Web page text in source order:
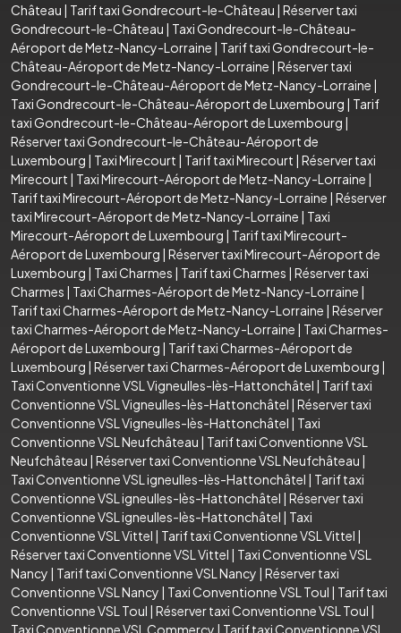
Château | Tarif taxi Gondrecourt-le-Château | Réserver taxi
Gondrecourt-le-Château | Taxi Gondrecourt-le-Château-
Aéroport de Metz-Nancy-Lorraine | Tarif taxi Gondrecourt-le-
Château-Aéroport de Metz-Nancy-Lorraine | Réserver taxi
Gondrecourt-le-Château-Aéroport de Metz-Nancy-Lorraine |
Taxi Gondrecourt-le-Château-Aéroport de Luxembourg | Tarif
taxi Gondrecourt-le-Château-Aéroport de Luxembourg |
Réserver taxi Gondrecourt-le-Château-Aéroport de
Luxembourg | Taxi Mirecourt | Tarif taxi Mirecourt | Réserver taxi
Mirecourt | Taxi Mirecourt-Aéroport de Metz-Nancy-Lorraine |
Tarif taxi Mirecourt-Aéroport de Metz-Nancy-Lorraine | Réserver
taxi Mirecourt-Aéroport de Metz-Nancy-Lorraine | Taxi
Mirecourt-Aéroport de Luxembourg | Tarif taxi Mirecourt-
Aéroport de Luxembourg | Réserver taxi Mirecourt-Aéroport de
Luxembourg | Taxi Charmes | Tarif taxi Charmes | Réserver taxi
Charmes | Taxi Charmes-Aéroport de Metz-Nancy-Lorraine |
Tarif taxi Charmes-Aéroport de Metz-Nancy-Lorraine | Réserver
taxi Charmes-Aéroport de Metz-Nancy-Lorraine | Taxi Charmes-
Aéroport de Luxembourg | Tarif taxi Charmes-Aéroport de
Luxembourg | Réserver taxi Charmes-Aéroport de Luxembourg |
Taxi Conventionne VSL Vigneulles-lès-Hattonchâtel | Tarif taxi
Conventionne VSL Vigneulles-lès-Hattonchâtel | Réserver taxi
Conventionne VSL Vigneulles-lès-Hattonchâtel | Taxi
Conventionne VSL Neufchâteau | Tarif taxi Conventionne VSL
Neufchâteau | Réserver taxi Conventionne VSL Neufchâteau |
Taxi Conventionne VSL igneulles-lès-Hattonchâtel | Tarif taxi
Conventionne VSL igneulles-lès-Hattonchâtel | Réserver taxi
Conventionne VSL igneulles-lès-Hattonchâtel | Taxi
Conventionne VSL Vittel | Tarif taxi Conventionne VSL Vittel |
Réserver taxi Conventionne VSL Vittel | Taxi Conventionne VSL
Nancy | Tarif taxi Conventionne VSL Nancy | Réserver taxi
Conventionne VSL Nancy | Taxi Conventionne VSL Toul | Tarif taxi
Conventionne VSL Toul | Réserver taxi Conventionne VSL Toul |
Taxi Conventionne VSL Commercy | Tarif taxi Conventionne VSL